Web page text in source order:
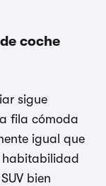
coche
sigue
fila cómoda
igual que
habitabilidad
bien